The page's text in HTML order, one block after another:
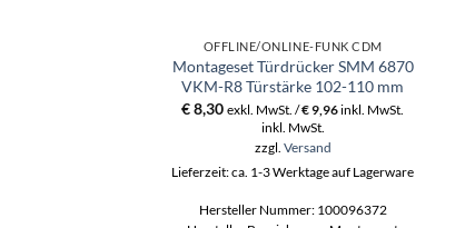
OFFLINE/ONLINE-FUNK CDM
Montageset Türdrücker SMM 6870
VKM-R8 Türstärke 102-110 mm
€8,30 exkl. MwSt. /€9,96inkl. MwSt.
inkl. MwSt.
zzgl. Versand
Lieferzeit: ca. 1-3 Werktage auf Lagerware
Hersteller Nummer: 100096372